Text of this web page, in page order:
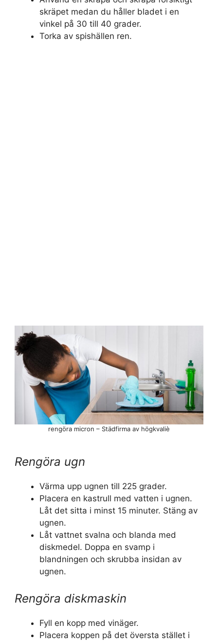
skräpet medan du håller bladet i en
vinkel på 30 till 40 grader.
Torka av spishällen ren.
Rengöra ugn
Värma upp ugnen till 225 grader.
Placera en kastrull med vatten i ugnen.
Låt det sitta i minst 15 minuter. Stäng av
ugnen.
Låt vattnet svalna och blanda med
diskmedel. Doppa en svamp i
blandningen och skrubba insidan av
ugnen.
Rengöra diskmaskin
Fyll en kopp med vinäger.
Placera koppen på det översta stället i
rengöra micron – Städfirma av högkvaliè